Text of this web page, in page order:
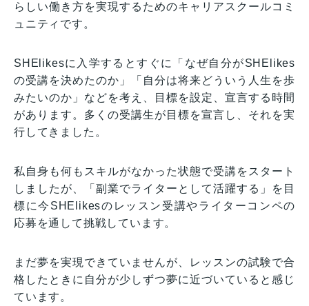
らしい働き方を実現するためのキャリアスクールコミ
ュニティです。
SHElikesに入学するとすぐに「なぜ自分がSHElikes
の受講を決めたのか」「自分は将来どういう人生を歩
みたいのか」などを考え、目標を設定、宣言する時間
があります。多くの受講生が目標を宣言し、それを実
行してきました。
私自身も何もスキルがなかった状態で受講をスタート
しましたが、「副業でライターとして活躍する」を目
標に今SHElikesのレッスン受講やライターコンペの
応募を通して挑戦しています。
まだ夢を実現できていませんが、レッスンの試験で合
格したときに自分が少しずつ夢に近づいていると感じ
ています。